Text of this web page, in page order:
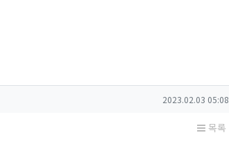
작성일
2023.02.03 05:08
목록